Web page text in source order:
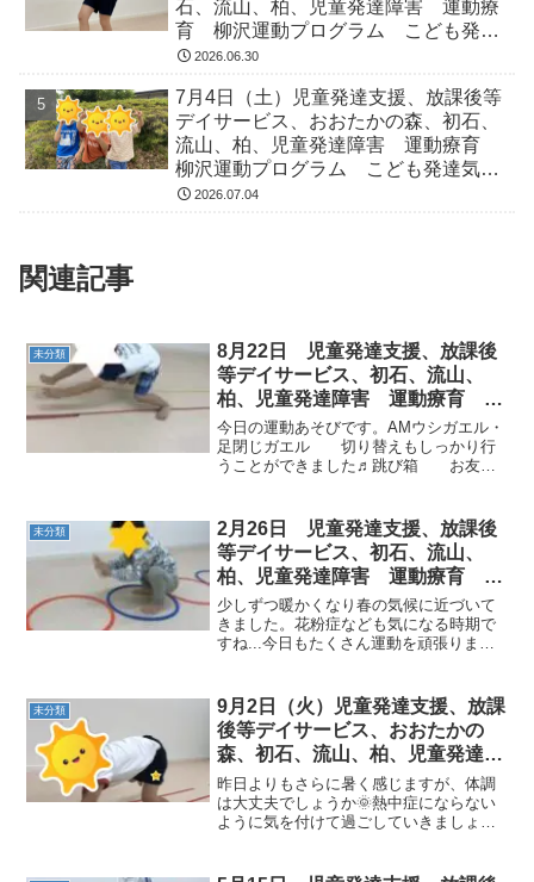
石、流山、柏、児童発達障害 運動療
育 柳沢運動プログラム こども発達
気になる 発達障害 放デイ 自閉
2026.06.30
7月4日（土）児童発達支援、放課後等
デイサービス、おおたかの森、初石、
流山、柏、児童発達障害 運動療育
柳沢運動プログラム こども発達気に
なる 発達障害 放デイ 自閉症
2026.07.04
関連記事
未分類
8月22日 児童発達支援、放課後
等デイサービス、初石、流山、
柏、児童発達障害 運動療育 柳
沢運動プログラム こども発達気
になる 発達障害 放デ
今日の運動あそびです。AMウシガエル・
足閉じガエル 切り替えもしっかり行
うことができました♬跳び箱 お友だ
なかった段数も上手に跳ぶことができま
した。トランポリンキャッ...
未分類
2月26日 児童発達支援、放課後
等デイサービス、初石、流山、
柏、児童発達障害 運動療育 柳
沢運動プログラム こども発達気
になる 発達障害 放デ
少しずつ暖かくなり春の気候に近づいて
きました。花粉症なども気になる時期で
すね...今日もたくさん運動を頑張りまし
手・足・手・足 上手に動かせるように
なりました。...
未分類
9月2日（火）児童発達支援、放課
後等デイサービス、おおたかの
森、初石、流山、柏、児童発達ラ
ム こども障害 運動療育 柳沢
運動プログ発達気になる 発達障
害 放デイ 自閉症 ADHD ア
昨日よりもさらに暑く感じますが、体調
は大丈夫でしょうか🌞熱中症にならない
ように気を付けて過ごしていきましょう